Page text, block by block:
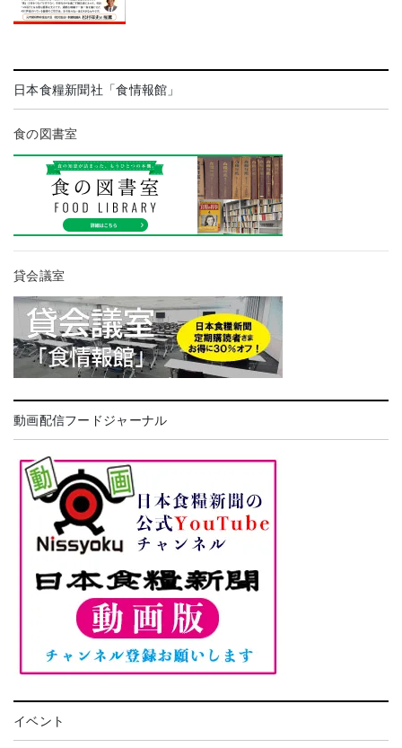
日本食糧新聞社「食情報館」
食の図書室
貸会議室
動画配信フードジャーナル
イベント